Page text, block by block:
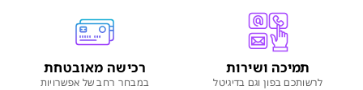
תמיכה ושירות
לרשותכם בפון וגם בדיגיטל
רכישה מאובטחת
במבחר רחב של אפשרויות